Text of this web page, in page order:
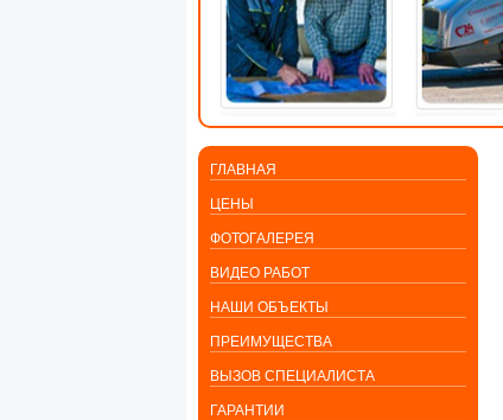
ГЛАВНАЯ
ЦЕНЫ
ФОТОГАЛЕРЕЯ
ВИДЕО РАБОТ
НАШИ ОБЪЕКТЫ
ПРЕИМУЩЕСТВА
ВЫЗОВ СПЕЦИАЛИСТА
ГАРАНТИИ